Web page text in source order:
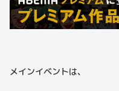
メインイベントは、